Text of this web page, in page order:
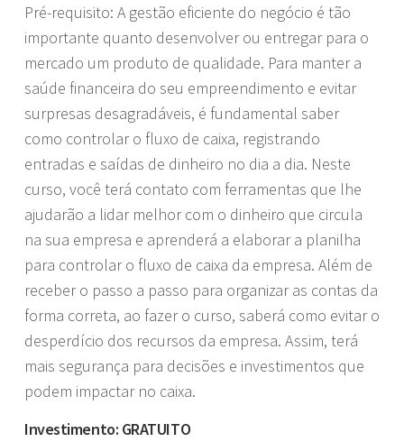
Pré-requisito: A gestão eficiente do negócio é tão
importante quanto desenvolver ou entregar para o
mercado um produto de qualidade. Para manter a
saúde financeira do seu empreendimento e evitar
surpresas desagradáveis, é fundamental saber
como controlar o fluxo de caixa, registrando
entradas e saídas de dinheiro no dia a dia. Neste
curso, você terá contato com ferramentas que lhe
ajudarão a lidar melhor com o dinheiro que circula
na sua empresa e aprenderá a elaborar a planilha
para controlar o fluxo de caixa da empresa. Além de
receber o passo a passo para organizar as contas da
forma correta, ao fazer o curso, saberá como evitar o
desperdício dos recursos da empresa. Assim, terá
mais segurança para decisões e investimentos que
podem impactar no caixa.
Investimento: GRATUITO